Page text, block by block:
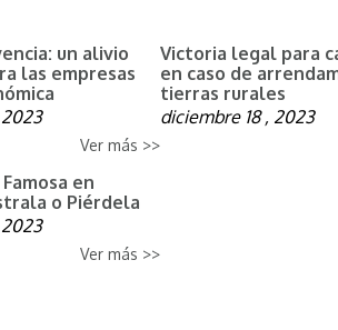
un alivio
las empresas
Ver más >>
Victoria legal para
en caso de
tierras rurales
diciembre 18 , 2023
en
o Piérdela
Ver más >>